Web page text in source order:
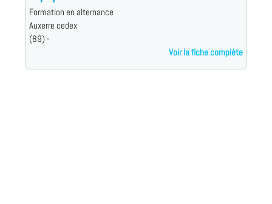
Formation en alternance
Auxerre cedex
(89) -
Voir la fiche complète